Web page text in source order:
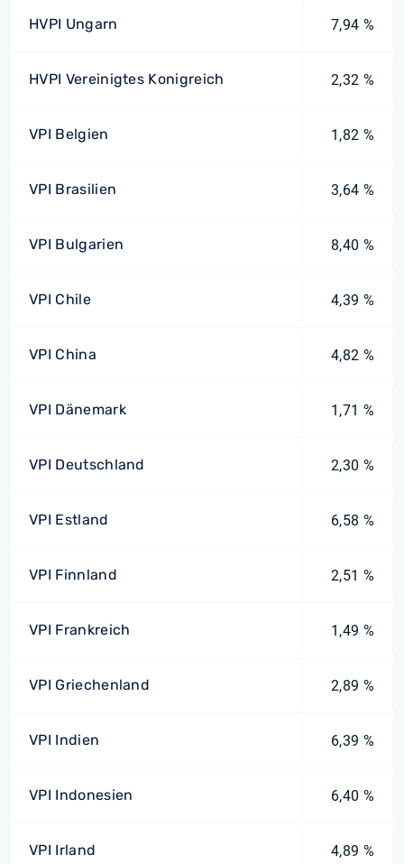
HVPI Ungarn 7,94 %
HVPI Vereinigtes Konigreich 2,32 %
VPI Belgien 1,82 %
VPI Brasilien 3,64 %
VPI Bulgarien 8,40 %
VPI Chile 4,39 %
VPI China 4,82 %
VPI Dänemark 1,71 %
VPI Deutschland 2,30 %
VPI Estland 6,58 %
VPI Finnland 2,51 %
VPI Frankreich 1,49 %
VPI Griechenland 2,89 %
VPI Indien 6,39 %
VPI Indonesien 6,40 %
VPI Irland 4,89 %